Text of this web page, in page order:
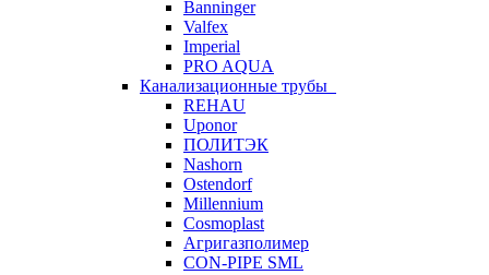
Banninger
Valfex
Imperial
PRO AQUA
Канализационные трубы
REHAU
Uponor
ПОЛИТЭК
Nashorn
Ostendorf
Millennium
Cosmoplast
Агригазполимер
CON-PIPE SML